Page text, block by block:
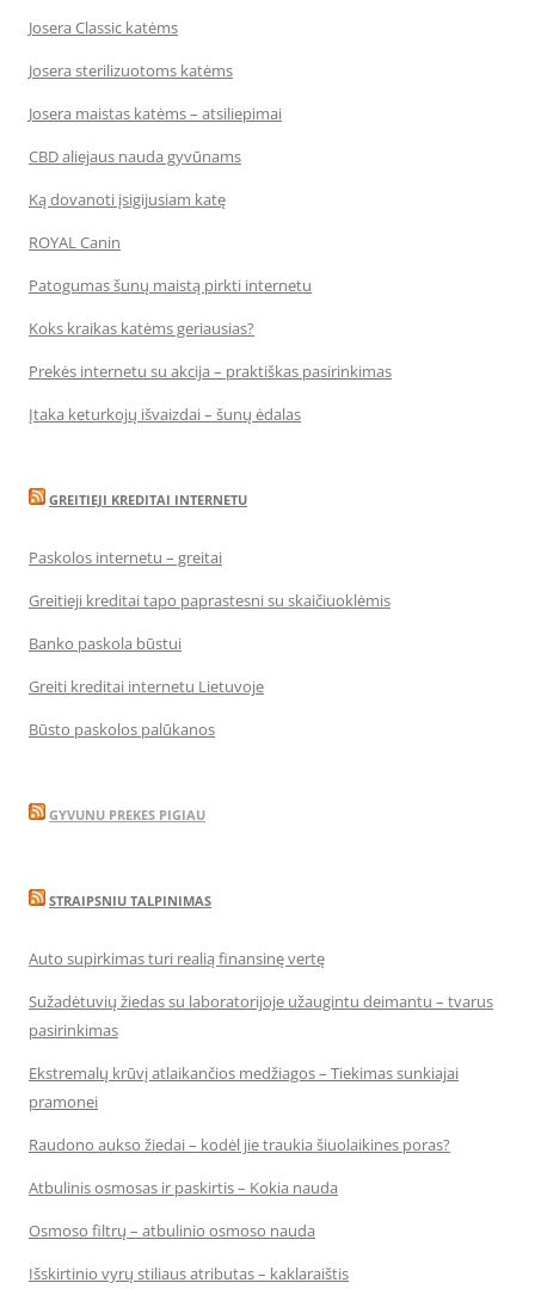
Josera Classic katėms
Josera sterilizuotoms katėms
Josera maistas katėms – atsiliepimai
CBD aliejaus nauda gyvūnams
Ką dovanoti įsigijusiam katę
ROYAL Canin
Patogumas šunų maistą pirkti internetu
Koks kraikas katėms geriausias?
Prekės internetu su akcija – praktiškas pasirinkimas
Įtaka keturkojų išvaizdai – šunų ėdalas
GREITIEJI KREDITAI INTERNETU
Paskolos internetu – greitai
Greitieji kreditai tapo paprastesni su skaičiuoklėmis
Banko paskola būstui
Greiti kreditai internetu Lietuvoje
Būsto paskolos palūkanos
GYVUNU PREKES PIGIAU
STRAIPSNIU TALPINIMAS
Auto supirkimas turi realią finansinę vertę
Sužadėtuvių žiedas su laboratorijoje užaugintu deimantu – tvarus
pasirinkimas
Ekstremalų krūvį atlaikančios medžiagos – Tiekimas sunkiajai
pramonei
Raudono aukso žiedai – kodėl jie traukia šiuolaikines poras?
Atbulinis osmosas ir paskirtis – Kokia nauda
Osmoso filtrų – atbulinio osmoso nauda
Išskirtinio vyrų stiliaus atributas – kaklaraištis